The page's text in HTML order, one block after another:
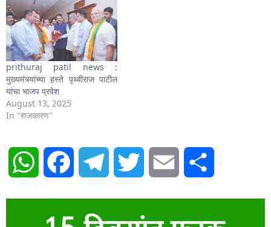
prithuraj patil news :
मुख्यमंत्र्यांच्या हस्ते पृथ्वीराज पाटील
यांचा भाजप प्रवेश
August 13, 2025
In "राजकारण"
WhatsAppFacebook Telegram Twitter Email